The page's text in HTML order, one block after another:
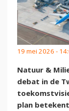
19 mei 2026 -
Natuur &
debat in de
plan